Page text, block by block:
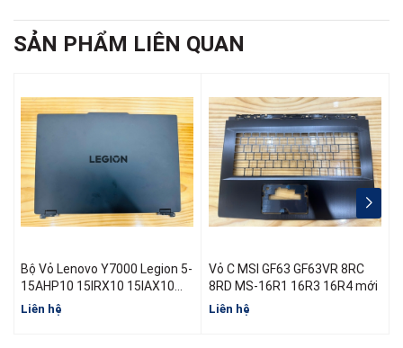
SẢN PHẨM LIÊN QUAN
Bộ Vỏ Lenovo Y7000 Legion 5-
15AHP10 15IRX10 15IAX10
R7000 Y7000 Đời 2025
Liên hệ
Vỏ C MSI GF63 GF63VR 8RC
8RD MS-16R1 16R3 16R4 mới
Liên hệ